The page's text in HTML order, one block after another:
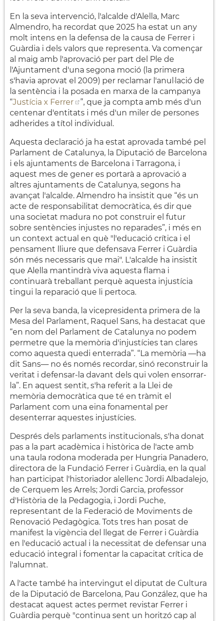
En la seva intervenció, l'alcalde d'Alella, Marc
Almendro, ha recordat que 2025 ha estat un any
molt intens en la defensa de la causa de Ferrer i
Guàrdia i dels valors que representa. Va començar
al maig amb l'aprovació per part del Ple de
l'Ajuntament d'una segona moció (la primera
s'havia aprovat el 2009) per reclamar l'anul·lació de
la sentència i la posada en marxa de la campanya
“Justícia x Ferrer
”, que ja compta amb més d'un
centenar d'entitats i més d'un miler de persones
adherides a títol individual.
Aquesta declaració ja ha estat aprovada també pel
Parlament de Catalunya, la Diputació de Barcelona
i els ajuntaments de Barcelona i Tarragona, i
aquest mes de gener es portarà a aprovació a
altres ajuntaments de Catalunya, segons ha
avançat l'alcalde. Almendro ha insistit que “és un
acte de responsabilitat democràtica, és dir que
una societat madura no pot construir el futur
sobre sentències injustes no reparades”, i més en
un context actual en què "l'educació crítica i el
pensament lliure que defensava Ferrer i Guàrdia
són més necessaris que mai". L'alcalde ha insistit
que Alella mantindrà viva aquesta flama i
continuarà treballant perquè aquesta injustícia
tingui la reparació que li pertoca.
Per la seva banda, la vicepresidenta primera de la
Mesa del Parlament, Raquel Sans, ha destacat que
“en nom del Parlament de Catalunya no podem
permetre que la memòria d'injustícies tan clares
como aquesta quedi enterrada”. “La memòria —ha
dit Sans— no és només recordar, sinó reconstruir la
veritat i defensar-la davant dels qui volen ensorrar-
la”. En aquest sentit, s'ha referit a la Llei de
memòria democràtica que té en tràmit el
Parlament com una eina fonamental per
desenterrar aquestes injustícies.
Després dels parlaments institucionals, s'ha donat
pas a la part acadèmica i històrica de l'acte amb
una taula rodona moderada per Hungria Panadero,
directora de la Fundació Ferrer i Guàrdia, en la qual
han participat l'historiador alellenc Jordi Albadalejo,
de Cerquem les Arrels; Jordi Garcia, professor
d'Història de la Pedagogia, i Jordi Puche,
representant de la Federació de Moviments de
Renovació Pedagògica. Tots tres han posat de
manifest la vigència del llegat de Ferrer i Guàrdia
en l'educació actual i la necessitat de defensar una
educació integral i fomentar la capacitat crítica de
l'alumnat.
A l'acte també ha intervingut el diputat de Cultura
de la Diputació de Barcelona, Pau González, que ha
destacat aquest actes permet revistar Ferrer i
Guàrdia perquè "continua sent un horitzó cap al